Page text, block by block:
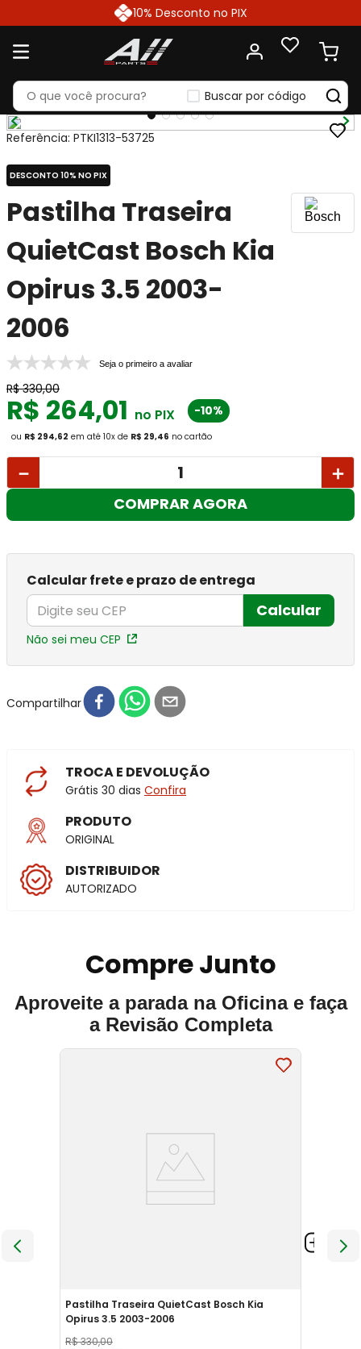
10% Desconto no PIX
Buscar por código
Referência: PTKI1313-53725
DESCONTO 10% NO PIX
Pastilha Traseira
QuietCast Bosch Kia
Opirus 3.5 2003-
2006
Seja o primeiro a avaliar
R$ 330,00
R$ 264,01 no PIX -10%
ou R$ 294,62 em até 10x de R$ 29,46 no cartão
＋
－
COMPRAR AGORA
Calcular frete e prazo de entrega
Calcular
Não sei meu CEP
Compartilhar
TROCA E DEVOLUÇÃO
Grátis 30 dias Confira
PRODUTO
ORIGINAL
DISTRIBUIDOR
AUTORIZADO
Compre Junto
Aproveite a parada na Oficina e faça
a Revisão Completa
Pastilha Traseira QuietCast Bosch Kia
Opirus 3.5 2003-2006
R$330,00